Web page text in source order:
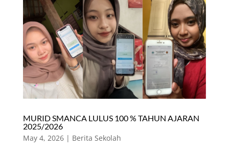
MURID SMANCA LULUS 100 % TAHUN AJARAN
2025/2026
May 4, 2026| Berita Sekolah